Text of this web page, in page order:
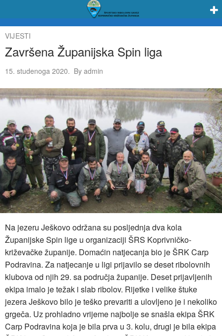
VIJESTI
Završena Županijska Spin liga
15. studenoga 2020. By admin
Na jezeru Ješkovo održana su posljednja dva kola
Županijske Spin lige u organizaciji ŠRS Koprivničko-
križevačke županije. Domaćin natjecanja bio je ŠRK Carp
Podravina. Za natjecanje u ligi prijavilo se deset ribolovnih
klubova od njih 29. sa područja županije. Deset prijavljenih
ekipa imalo je težak i slab ribolov. Rijetke i velike štuke
jezera Ješkovo bilo je teško prevariti a ulovljeno je i nekoliko
grgeča. Uz prohladno vrijeme najbolje se snašla ekipa ŠRK
Carp Podravina koja je bila prva u 3. kolu, drugi je bila ekipa